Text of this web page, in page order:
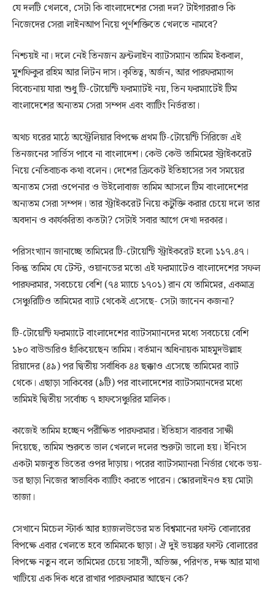
যে দলটি খেলবে, সেটা কি বাংলাদেশের সেরা দল? টাইগাররাও কি
নিজেদের সেরা লাইনআপ নিয়ে পূর্ণশক্তিতে খেলতে নামবে?
নিশ্চয়ই না। দলে নেই তিনজন ফ্রন্টলাইন ব্যাটসম্যান তামিম ইকবাল,
মুশফিকুর রহিম আর লিটন দাস। কৃতিত্ব, অর্জন, আর পারফরম্যান্স
বিবেচনায় যারা শুধু টি-টোয়েন্টি ফরম্যাটই নয়, তিন ফরম্যাটেই টিম
বাংলাদেশের অন্যতম সেরা সম্পদ এবং ব্যাটিং নির্ভরতা।
অথচ ঘরের মাঠে অস্ট্রেলিয়ার বিপক্ষে প্রথম টি-টোয়েন্টি সিরিজে এই
তিনজনের সার্ভিস পাবে না বাংলাদেশ। কেউ কেউ তামিমের স্ট্রাইকরেট
নিয়ে নেতিবাচক কথা বলেন। দেশের ক্রিকেট ইতিহাসের সব সময়ের
অন্যতম সেরা ওপেনার ও উইলোবাজ তামিম আসলে টিম বাংলাদেশের
অন্যতম সেরা সম্পদ। তার স্ট্রাইকরেট নিয়ে কটুক্তি করার চেয়ে দলে তার
অবদান ও কার্যকরিতা কতটা? সেটাই সবার আগে দেখা দরকার।
পরিসংখ্যান জানাচ্ছে তামিমের টি-টোয়েন্টি স্ট্রাইকরেট হলো ১১৭.৪৭।
কিন্তু তামিম যে টেস্ট, ওয়ানডের মতো এই ফরম্যাটেও বাংলাদেশের সফল
পারফরমার, সবচেয়ে বেশি (৭৪ ম্যাচে ১৭০১) রান যে তামিমের, একমাত্র
সেঞ্চুরিটিও তামিমের ব্যাট থেকেই এসেছে- সেটা জানেন কজনা?
টি-টোয়েন্টি ফরম্যাটে বাংলাদেশের ব্যাটসম্যানদের মধ্যে সবচেয়ে বেশি
১৮০ বাউন্ডারিও হাঁকিয়েছেন তামিম। বর্তমান অধিনায়ক মাহমুদউল্লাহ
রিয়াদের (৪৯) পর দ্বিতীয় সর্বাধিক ৪৪ ছক্কাও এসেছে তামিমের ব্যাট
থেকে। এছাড়া সাকিবের (৯টি) পর বাংলাদেশের ব্যাটসম্যানদের মধ্যে
তামিমই দ্বিতীয় সর্বোচ্চ ৭ হাফসেঞ্চুরির মালিক।
কাজেই তামিম হচ্ছেন পরীক্ষিত পারফরমার। ইতিহাস বারবার সাক্ষী
দিয়েছে, তামিম শুরুতে ভাল খেললে দলের শুরুটা ভালো হয়। ইনিংস
একটা মজবুত ভিতের ওপর দাঁড়ায়। পরের ব্যাটসম্যানরা নির্ভার থেকে ভয়-
ডর ছাড়া নিজের স্বাভাবিক ব্যাটিং করতে পারেন। স্কোরলাইনও হয় মোটা
তাজা।
সেখানে মিচেল স্টার্ক আর হ্যাজলউডের মত বিশ্বমানের ফাস্ট বোলারের
বিপক্ষে এবার খেলতে হবে তামিমকে ছাড়া। ঐ দুই ভয়ঙ্কর ফাস্ট বোলারের
বিপক্ষে নতুন বলে তামিমের চেয়ে সাহসী, অভিজ্ঞ, পরিণত, দক্ষ আর মাথা
খাটিয়ে এক দিক ধরে রাখার পারফরমার আছেন কে?